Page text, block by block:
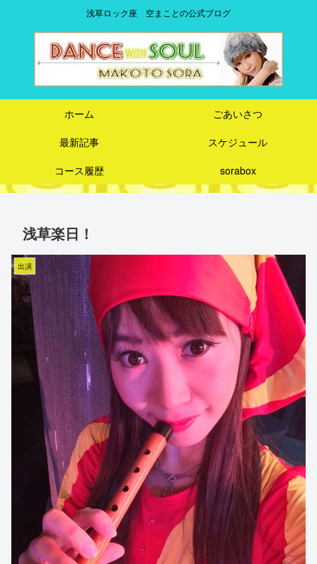
浅草ロック座 空まことの公式ブログ
ホーム
ごあいさつ
最新記事
スケジュール
コース履歴
sorabox
浅草楽日！
出演